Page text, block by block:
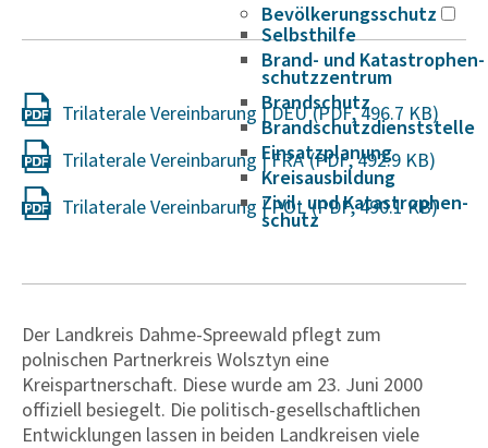
Bevöl­ke­rungs­schutz
Selbst­hilfe
Brand- und Kata­s­tro­­phen­­
schutz­­zen­trum
Brand­schutz
Brand­schutz­dienst­stelle
Einsatz­pla­nung
Kreis­aus­­bil­­dung
Zivil- und Kata­s­tro­­phen­­
schutz
Trilaterale Vereinbarung | DEU
Trilaterale Vereinbarung | FRA
Trilaterale Vereinbarung | POL
Der Landkreis Dahme-Spreewald pflegt zum
polnischen Partnerkreis Wolsztyn eine
Kreispartnerschaft. Diese wurde am 23. Juni 2000
offiziell besiegelt. Die politisch-gesellschaftlichen
Entwicklungen lassen in beiden Landkreisen viele